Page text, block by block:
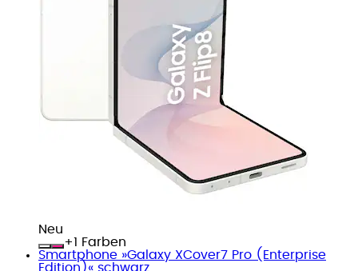
Neu
+
Farben
Smartphone »Galaxy XCover7 Pro (Enterprise
Edition)« schwarz